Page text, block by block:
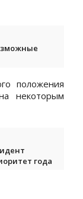
положения
некоторым
года